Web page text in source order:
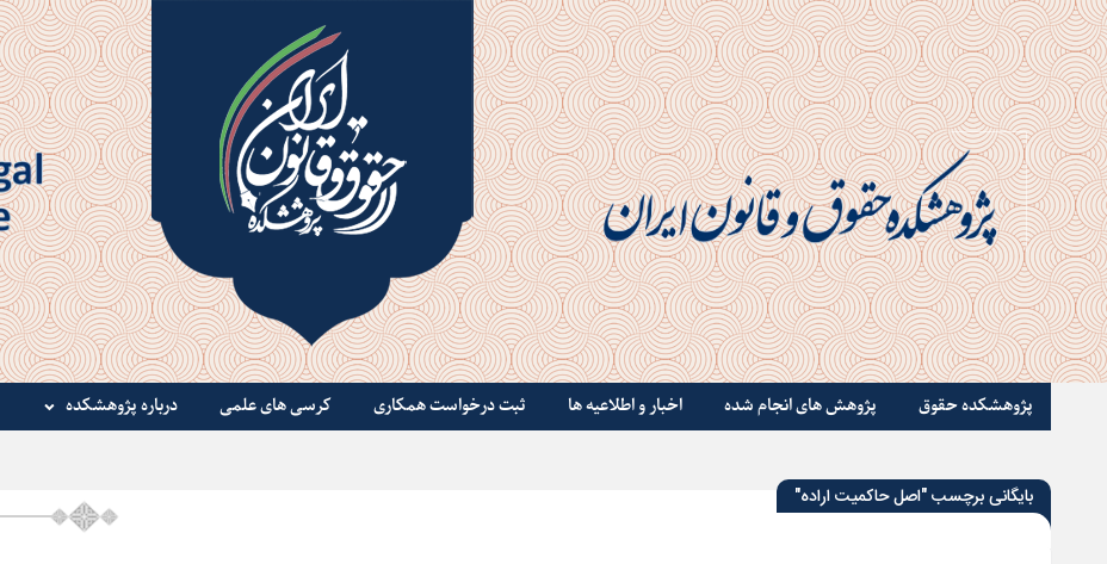
پژوهشکده حقوق پژوهش های انجام شده اخبار و اطلاعیه ها ثبت درخواست همکاری کرسی های علمی درباره پژوهشکده
بایگانی برچسب "اصل حاکمیت اراده"